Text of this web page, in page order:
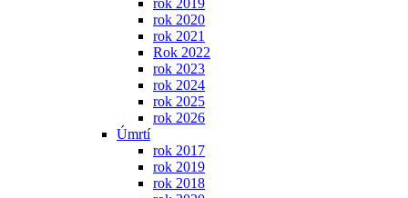
rok 2019
rok 2020
rok 2021
Rok 2022
rok 2023
rok 2024
rok 2025
rok 2026
Úmrtí
rok 2017
rok 2019
rok 2018